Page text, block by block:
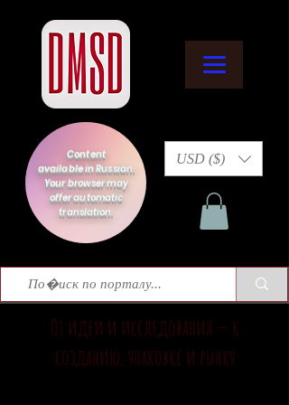
Content
available in Russian.
Your browser may
offer automatic
translation.
USD ($)
От идеи и исследования — к
созданию, упаковке и рынку